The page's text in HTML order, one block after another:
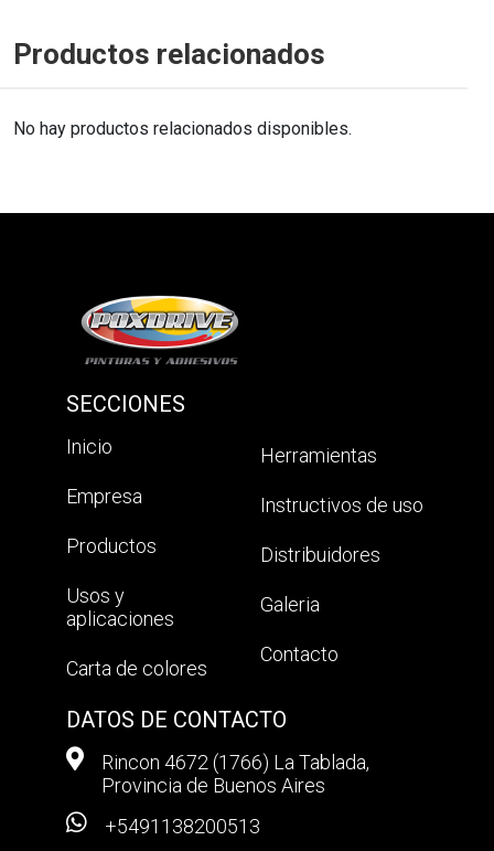
Productos relacionados
No hay productos relacionados disponibles.
SECCIONES
Inicio
Empresa
Productos
Usos y
aplicaciones
Carta de colores
Herramientas
Instructivos de uso
Distribuidores
Galeria
Contacto
DATOS DE CONTACTO
Rincon 4672 (1766) La Tablada,
Provincia de Buenos Aires
+5491138200513